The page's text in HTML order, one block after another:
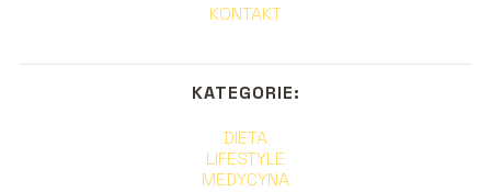
KONTAKT
KATEGORIE:
DIETA
LIFESTYLE
MEDYCYNA